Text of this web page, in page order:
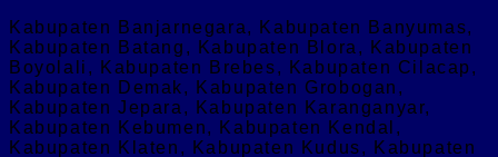
Kabupaten Banjarnegara, Kabupaten Banyumas,
Kabupaten Batang, Kabupaten Blora, Kabupaten
Boyolali, Kabupaten Brebes, Kabupaten Cilacap,
Kabupaten Demak, Kabupaten Grobogan,
Kabupaten Jepara, Kabupaten Karanganyar,
Kabupaten Kebumen, Kabupaten Kendal,
Kabupaten Klaten, Kabupaten Kudus, Kabupaten